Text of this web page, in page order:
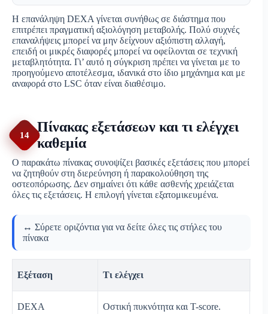
Η επανάληψη DEXA γίνεται συνήθως σε διάστημα που
επιτρέπει πραγματική αξιολόγηση μεταβολής. Πολύ συχνές
επαναλήψεις μπορεί να μην δείχνουν αξιόπιστη αλλαγή,
επειδή οι μικρές διαφορές μπορεί να οφείλονται σε τεχνική
μεταβλητότητα. Γι’ αυτό η σύγκριση πρέπει να γίνεται με το
προηγούμενο αποτέλεσμα, ιδανικά στο ίδιο μηχάνημα και με
αναφορά στο LSC όταν είναι διαθέσιμο.
14
Πίνακας εξετάσεων και τι ελέγχει
καθεμία
Ο παρακάτω πίνακας συνοψίζει βασικές εξετάσεις που μπορεί
να ζητηθούν στη διερεύνηση ή παρακολούθηση της
οστεοπόρωσης. Δεν σημαίνει ότι κάθε ασθενής χρειάζεται
όλες τις εξετάσεις. Η επιλογή γίνεται εξατομικευμένα.
↔️ Σύρετε οριζόντια για να δείτε όλες τις στήλες του
πίνακα
Εξέταση Τι ελέγχει
DEXA Οστική πυκνότητα και T-score.